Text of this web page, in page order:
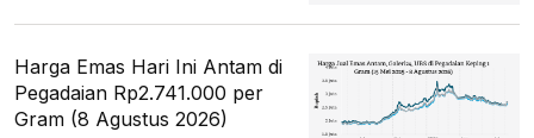
Harga Emas Hari Ini Antam di
Pegadaian Rp2.741.000 per
Gram (8 Agustus 2026)